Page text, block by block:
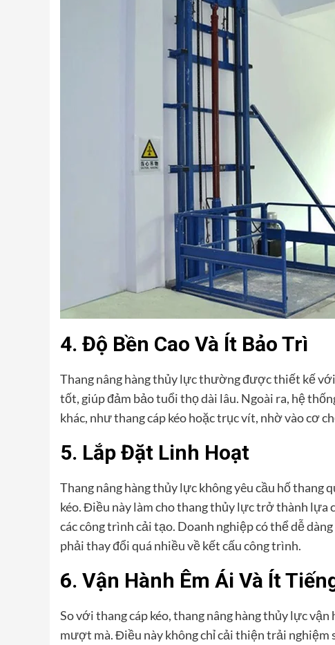
4. Độ Bền Cao Và Ít Bảo Trì
Thang nâng hàng thủy lực thường được thiết kế
tốt, giúp đảm bảo tuổi thọ dài lâu. Ngoài ra, hệ
khác, như thang cáp kéo hoặc trục vít, nhờ vào cơ
5. Lắp Đặt Linh Hoạt
Thang nâng hàng thủy lực không yêu cầu hố thang
kéo. Điều này làm cho thang thủy lực trở thành lựa
các công trình cải tạo. Doanh nghiệp có thể dễ
phải thay đổi quá nhiều về kết cấu công trình.
6. Vận Hành Êm Ái Và Ít
So với thang cáp kéo, thang nâng hàng thủy lực
mượt mà. Điều này không chỉ cải thiện trải